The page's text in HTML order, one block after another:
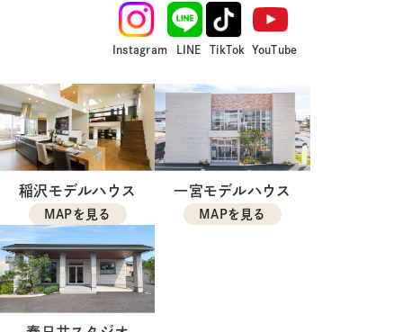
Instagram LINE TikTok YouTube
稲沢モデルハウス
MAPを見る
一宮モデルハウス
MAPを見る